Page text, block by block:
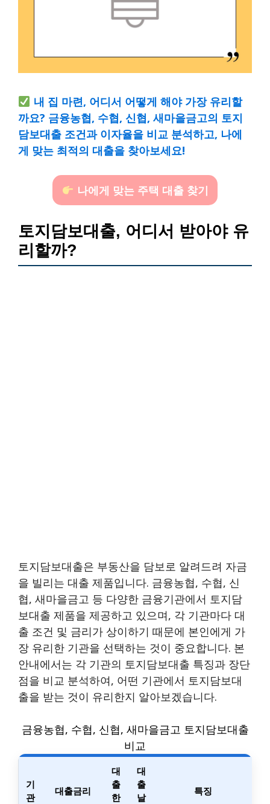
내 집 마련, 어디서 어떻게 해야 가장 유리할
까요? 금융농협, 수협, 신협, 새마을금고의 토지
담보대출 조건과 이자율을 비교 분석하고, 나에
게 맞는 최적의 대출을 찾아보세요!
나에게 맞는 주택 대출 찾기
토지담보대출, 어디서 받아야 유
리할까?
토지담보대출은 부동산을 담보로 알려드려 자금
을 빌리는 대출 제품입니다. 금융농협, 수협, 신
협, 새마을금고 등 다양한 금융기관에서 토지담
보대출 제품을 제공하고 있으며, 각 기관마다 대
출 조건 및 금리가 상이하기 때문에 본인에게 가
장 유리한 기관을 선택하는 것이 중요합니다. 본
안내에서는 각 기관의 토지담보대출 특징과 장단
점을 비교 분석하여, 어떤 기관에서 토지담보대
출을 받는 것이 유리한지 알아보겠습니다.
금융농협, 수협, 신협, 새마을금고 토지담보대출
비교
기
관
대출금리
대
출
한
대
출
날
특징